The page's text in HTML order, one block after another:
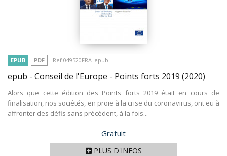
EPUB PDF Ref 049520FRA_epub
epub - Conseil de l'Europe - Points forts 2019 (2020)
Alors que cette édition des Points forts 2019 était en cours de
finalisation, nos sociétés, en proie à la crise du coronavirus, ont eu à
affronter des défis sans précédent, à la fois...
Prix
Gratuit
PLUS D'INFOS